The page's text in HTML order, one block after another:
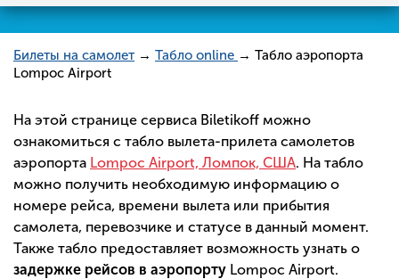
Билеты на самолет → Табло online → Табло аэропорта
Lompoc Airport
На этой странице сервиса Biletikoff можно
ознакомиться с табло вылета-прилета самолетов
аэропорта Lompoc Airport, Ломпок, США. На табло
можно получить необходимую информацию о
номере рейса, времени вылета или прибытия
самолета, перевозчике и статусе в данный момент.
Также табло предоставляет возможность узнать о
задержке рейсов в аэропорту Lompoc Airport.